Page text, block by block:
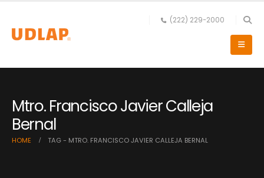
(222) 229-2000
Mtro. Francisco Javier Calleja
Bernal
HOME TAG - MTRO. FRANCISCO JAVIER CALLEJA BERNAL